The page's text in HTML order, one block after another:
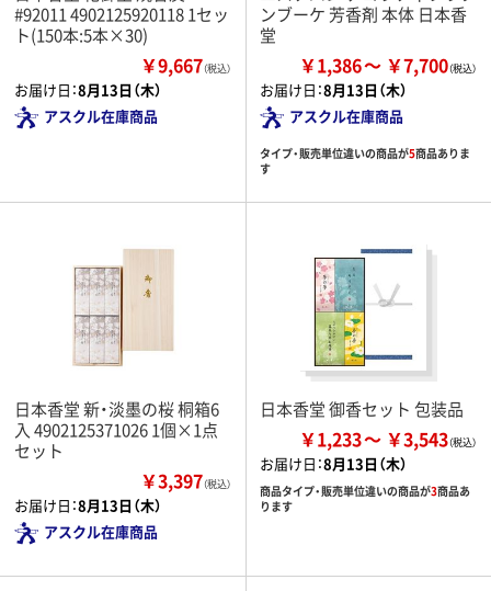
#92011 4902125920118 1セッ
ト(150本:5本×30)
￥9,667（税込）
お届け日：8月13日（木）
アスクル在庫商品
ンブーケ 芳香剤 本体 日本香
堂
￥1,386 ￥7,700
お届け日：8月13日（木）
アスクル在庫商品
タイプ・販売単位違いの商品が5商品ありま
す
日本香堂 新・淡墨の桜 桐箱6
入 4902125371026 1個×1点
セット
￥3,397（税込）
お届け日：8月13日（木）
アスクル在庫商品
日本香堂 御香セット 包装品
￥1,233 ￥3,543
お届け日：8月13日（木）
商品タイプ・販売単位違いの商品が3商品あ
ります